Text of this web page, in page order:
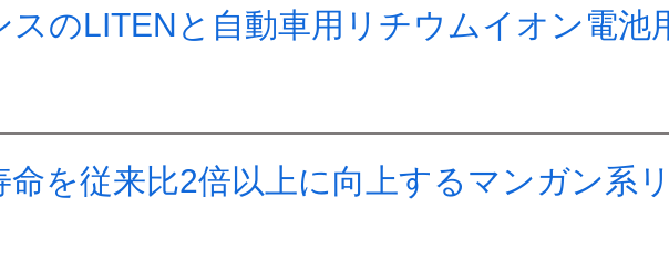
スのLITENと自動車用リチウムイオン電池
命を従来比2倍以上に向上するマンガン系